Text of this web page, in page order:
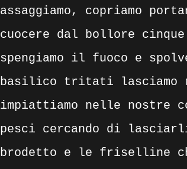
assaggiamo, copriamo
cuocere dal bollore
spengiamo il fuoco e
basilico tritati lasciamo
impiattiamo nelle nostre
pesci cercando di
brodetto e le friselline